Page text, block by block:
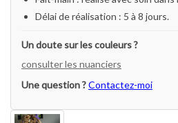
Délai de réalisation : 5 à 8 jours.
Un doute sur les couleurs ?
consulter les nuanciers
Une question ?Contactez-moi